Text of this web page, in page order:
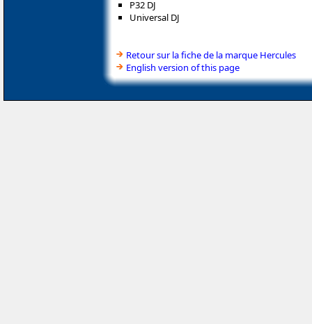
P32 DJ
Universal DJ
Retour sur la fiche de la marque Hercules
English version of this page